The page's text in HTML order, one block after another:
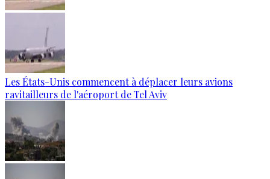
Les États-Unis commencent à déplacer leurs avions
ravitailleurs de l'aéroport de Tel Aviv